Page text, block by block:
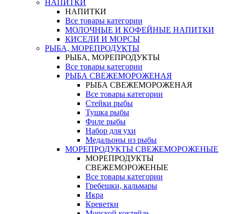
НАПИТКИ
НАПИТКИ
Все товары категории
МОЛОЧНЫЕ И КОФЕЙНЫЕ НАПИТКИ
КИСЕЛИ И МОРСЫ
РЫБА, МОРЕПРОДУКТЫ
РЫБА, МОРЕПРОДУКТЫ
Все товары категории
РЫБА СВЕЖЕМОРОЖЕНАЯ
РЫБА СВЕЖЕМОРОЖЕНАЯ
Все товары категории
Стейки рыбы
Тушка рыбы
Филе рыбы
Набор для ухи
Медальоны из рыбы
МОРЕПРОДУКТЫ СВЕЖЕМОРОЖЕНЫЕ
МОРЕПРОДУКТЫ
СВЕЖЕМОРОЖЕНЫЕ
Все товары категории
Гребешки, кальмары
Икра
Креветки